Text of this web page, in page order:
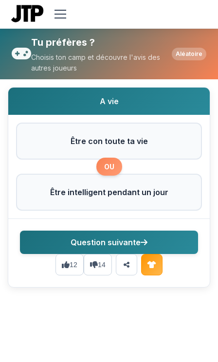
Tu préfères Être con toute ta vie ou Être
Tu préfères ?
Choisis ton camp et découvre l'avis des
autres joueurs
Aléatoire
A vie
Être con toute ta vie
OU
Être intelligent pendant un jour
12 14
Question suivante